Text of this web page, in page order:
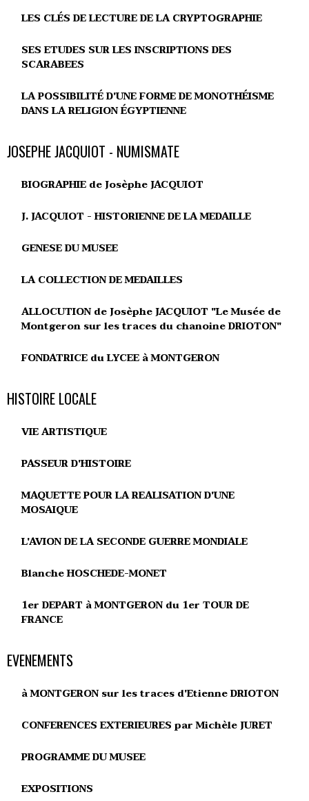
LES CLÉS DE LECTURE DE LA CRYPTOGRAPHIE
SES ETUDES SUR LES INSCRIPTIONS DES
SCARABEES
LA POSSIBILITÉ D'UNE FORME DE MONOTHÉISME
DANS LA RELIGION ÉGYPTIENNE
JOSEPHE JACQUIOT - NUMISMATE
BIOGRAPHIE de Josèphe JACQUIOT
J. JACQUIOT - HISTORIENNE DE LA MEDAILLE
GENESE DU MUSEE
LA COLLECTION DE MEDAILLES
ALLOCUTION de Josèphe JACQUIOT "Le Musée de
Montgeron sur les traces du chanoine DRIOTON"
FONDATRICE du LYCEE à MONTGERON
HISTOIRE LOCALE
VIE ARTISTIQUE
PASSEUR D'HISTOIRE
MAQUETTE POUR LA REALISATION D'UNE
MOSAIQUE
L'AVION DE LA SECONDE GUERRE MONDIALE
Blanche HOSCHEDE-MONET
1er DEPART à MONTGERON du 1er TOUR DE
FRANCE
EVENEMENTS
à MONTGERON sur les traces d'Etienne DRIOTON
CONFERENCES EXTERIEURES par Michèle JURET
PROGRAMME DU MUSEE
EXPOSITIONS